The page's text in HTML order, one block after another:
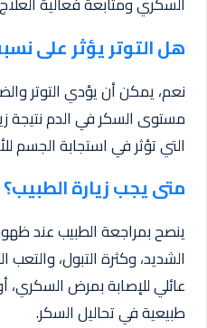
هل التوتر يؤثر على
نعم، يمكن أن يؤدي التوتر
مستوى السكر في الدم نتيجة
التي تؤثر في استجابة الجسم
متى يجب زيارة الطبيب؟
ينصح بمراجعة الطبيب عند
الشديد، وكثرة التبول، والتعب
عائلي للإصابة بمرض السكري،
طبيعية في تحاليل السكر.